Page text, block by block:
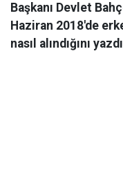
Başkanı Devlet
Haziran 2018'de
nasıl alındığını